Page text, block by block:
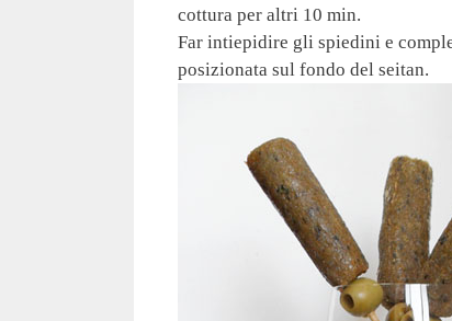
cottura per altri 10 min.
Far intiepidire gli spiedini e
posizionata sul fondo del seitan.